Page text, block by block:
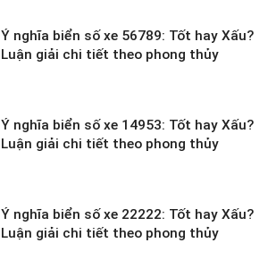
Ý nghĩa biển số xe 56789: Tốt hay Xấu?
Luận giải chi tiết theo phong thủy
Ý nghĩa biển số xe 14953: Tốt hay Xấu?
Luận giải chi tiết theo phong thủy
Ý nghĩa biển số xe 22222: Tốt hay Xấu?
Luận giải chi tiết theo phong thủy